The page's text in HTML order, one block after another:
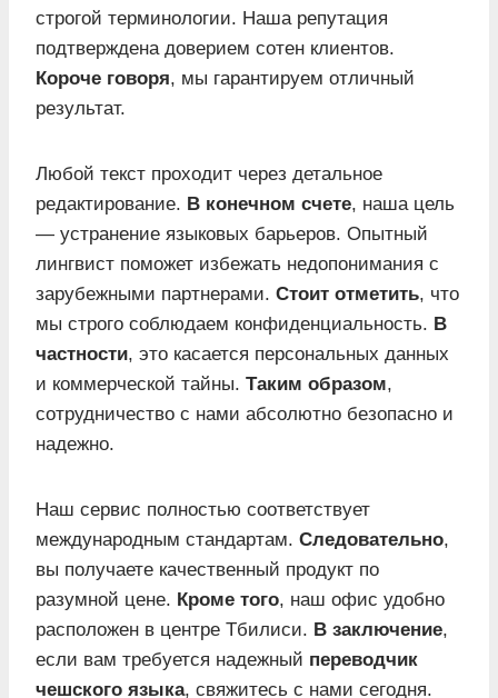
строгой терминологии. Наша репутация
подтверждена доверием сотен клиентов.
Короче говоря, мы гарантируем отличный
результат.
Любой текст проходит через детальное
редактирование. В конечном счете, наша цель
— устранение языковых барьеров. Опытный
лингвист поможет избежать недопонимания с
зарубежными партнерами. Стоит отметить, что
мы строго соблюдаем конфиденциальность. В
частности, это касается персональных данных
и коммерческой тайны. Таким образом,
сотрудничество с нами абсолютно безопасно и
надежно.
Наш сервис полностью соответствует
международным стандартам. Следовательно,
вы получаете качественный продукт по
разумной цене. Кроме того, наш офис удобно
расположен в центре Тбилиси. В заключение,
если вам требуется надежный переводчик
чешского языка, свяжитесь с нами сегодня.